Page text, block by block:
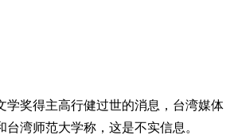
学奖得主高行健过世的消息，台湾媒体
湾师范大学称，这是不实信息。